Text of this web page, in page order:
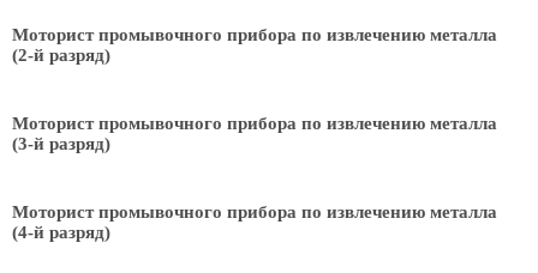
Моторист промывочного прибора по извлечению металла
(2-й разряд)
Моторист промывочного прибора по извлечению металла
(3-й разряд)
Моторист промывочного прибора по извлечению металла
(4-й разряд)